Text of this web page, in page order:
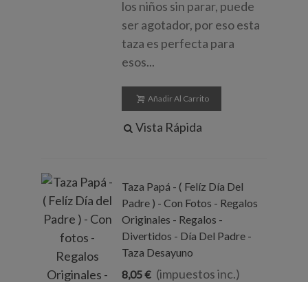
los niños sin parar, puede
ser agotador, por eso esta
taza es perfecta para
esos...
Añadir Al Carrito
Vista Rápida
Taza Papá - ( Felíz Día Del
Padre ) - Con Fotos - Regalos
Originales - Regalos -
Divertidos - Día Del Padre -
Taza Desayuno
8,05 € (impuestos inc.)